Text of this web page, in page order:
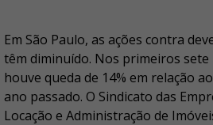
Em São Paulo, as ações contra
têm diminuído. Nos primeiros sete
houve queda de 14% em relação
ano passado. O Sindicato das
Locação e Administração de